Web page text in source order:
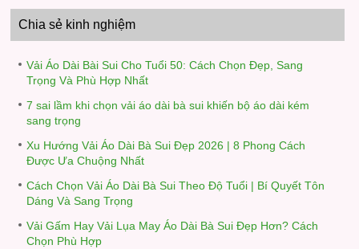
Chia sẻ kinh nghiệm
Vải Áo Dài Bài Sui Cho Tuổi 50: Cách Chọn Đẹp, Sang
Trọng Và Phù Hợp Nhất
7 sai lầm khi chọn vải áo dài bà sui khiến bộ áo dài kém
sang trọng
Xu Hướng Vải Áo Dài Bà Sui Đẹp 2026 | 8 Phong Cách
Được Ưa Chuộng Nhất
Cách Chọn Vải Áo Dài Bà Sui Theo Độ Tuổi | Bí Quyết Tôn
Dáng Và Sang Trọng
Vải Gấm Hay Vải Lụa May Áo Dài Bà Sui Đẹp Hơn? Cách
Chọn Phù Hợp